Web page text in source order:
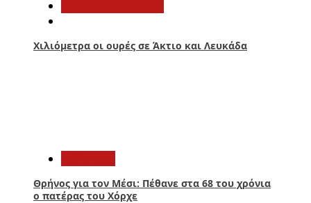
Χιλιόμετρα οι ουρές σε Άκτιο και Λευκάδα
Θρήνος για τον Μέσι: Πέθανε στα 68 του χρόνια
ο πατέρας του Χόρχε